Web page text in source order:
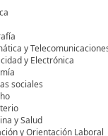
y
y Electrónica
sociales
y Salud
y Orientación Laboral